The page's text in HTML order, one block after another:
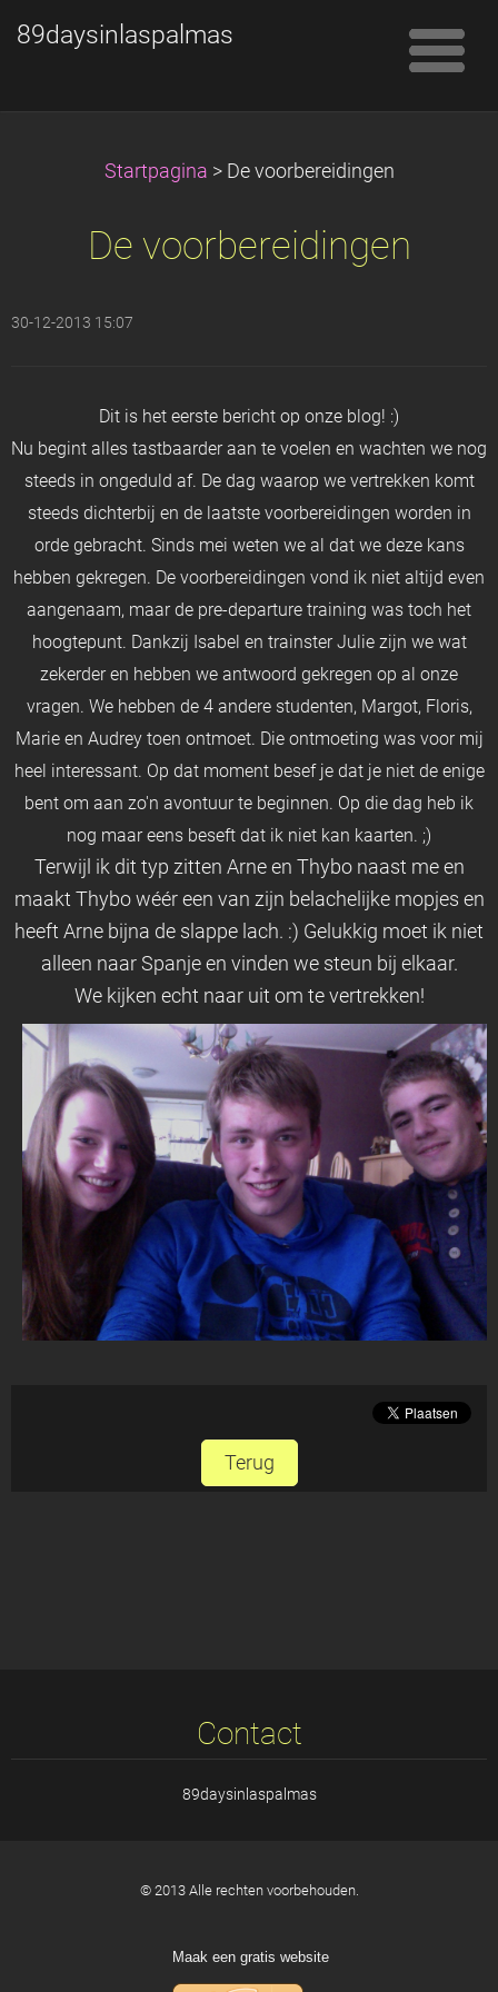
89daysinlaspalmas
Startpagina > De voorbereidingen
De voorbereidingen
30-12-2013 15:07
Dit is het eerste bericht op onze blog! :)
Nu begint alles tastbaarder aan te voelen en wachten we nog
steeds in ongeduld af. De dag waarop we vertrekken komt
steeds dichterbij en de laatste voorbereidingen worden in
orde gebracht. Sinds mei weten we al dat we deze kans
hebben gekregen. De voorbereidingen vond ik niet altijd even
aangenaam, maar de pre-departure training was toch het
hoogtepunt. Dankzij Isabel en trainster Julie zijn we wat
zekerder en hebben we antwoord gekregen op al onze
vragen. We hebben de 4 andere studenten, Margot, Floris,
Marie en Audrey toen ontmoet. Die ontmoeting was voor mij
heel interessant. Op dat moment besef je dat je niet de enige
bent om aan zo'n avontuur te beginnen. Op die dag heb ik
nog maar eens beseft dat ik niet kan kaarten. ;)
Terwijl ik dit typ zitten Arne en Thybo naast me en
maakt Thybo wéér een van zijn belachelijke mopjes en
heeft Arne bijna de slappe lach. :) Gelukkig moet ik niet
alleen naar Spanje en vinden we steun bij elkaar.
We kijken echt naar uit om te vertrekken!
Terug
Contact
89daysinlaspalmas
© 2013 Alle rechten voorbehouden.
Maak een gratis website